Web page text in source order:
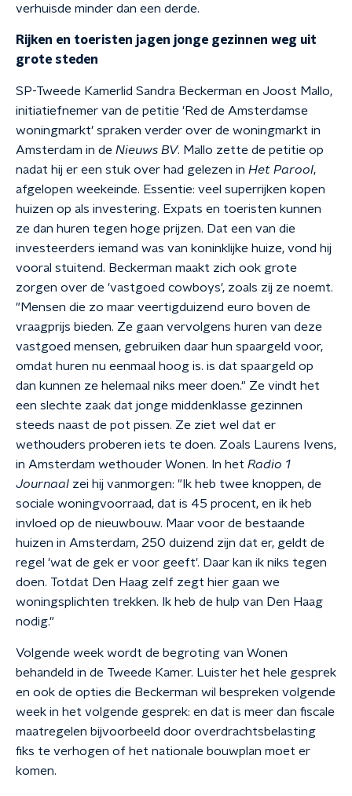
verhuisde minder dan een derde.
Rijken en toeristen jagen jonge gezinnen weg uit
grote steden
SP-Tweede Kamerlid Sandra Beckerman en Joost Mallo,
initiatiefnemer van de petitie 'Red de Amsterdamse
woningmarkt' spraken verder over de woningmarkt in
Amsterdam in de Nieuws BV. Mallo zette de petitie op
nadat hij er een stuk over had gelezen in Het Parool,
afgelopen weekeinde. Essentie: veel superrijken kopen
huizen op als investering. Expats en toeristen kunnen
ze dan huren tegen hoge prijzen. Dat een van die
investeerders iemand was van koninklijke huize, vond hij
vooral stuitend. Beckerman maakt zich ook grote
zorgen over de 'vastgoed cowboys', zoals zij ze noemt.
"Mensen die zo maar veertigduizend euro boven de
vraagprijs bieden. Ze gaan vervolgens huren van deze
vastgoed mensen, gebruiken daar hun spaargeld voor,
omdat huren nu eenmaal hoog is. is dat spaargeld op
dan kunnen ze helemaal niks meer doen." Ze vindt het
een slechte zaak dat jonge middenklasse gezinnen
steeds naast de pot pissen. Ze ziet wel dat er
wethouders proberen iets te doen. Zoals Laurens Ivens,
in Amsterdam wethouder Wonen. In het Radio 1
Journaal zei hij vanmorgen: "Ik heb twee knoppen, de
sociale woningvoorraad, dat is 45 procent, en ik heb
invloed op de nieuwbouw. Maar voor de bestaande
huizen in Amsterdam, 250 duizend zijn dat er, geldt de
regel 'wat de gek er voor geeft'. Daar kan ik niks tegen
doen. Totdat Den Haag zelf zegt hier gaan we
woningsplichten trekken. Ik heb de hulp van Den Haag
nodig."
Volgende week wordt de begroting van Wonen
behandeld in de Tweede Kamer. Luister het hele gesprek
en ook de opties die Beckerman wil bespreken volgende
week in het volgende gesprek: en dat is meer dan fiscale
maatregelen bijvoorbeeld door overdrachtsbelasting
fiks te verhogen of het nationale bouwplan moet er
komen.